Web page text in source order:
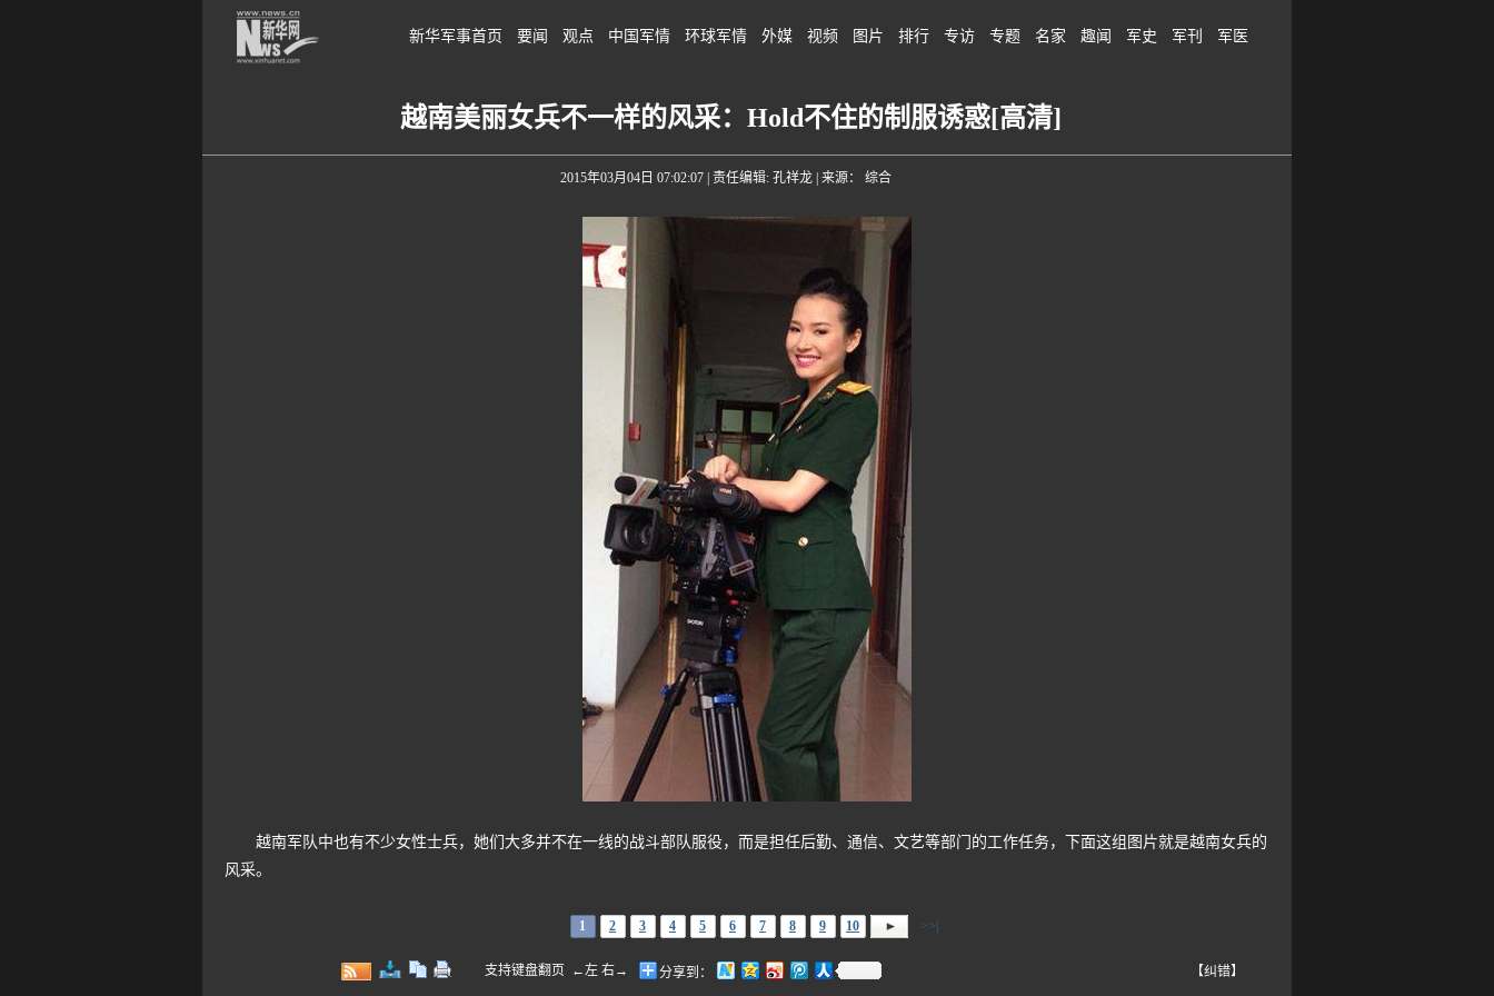
新华军事首页 要闻 观点 中国军情 环球军情 外媒 视频 图片 排行 专访 专题 名家 趣闻 军史 军刊 军医
越南美丽女兵不一样的风采：Hold不住的制服诱惑[高清]
2015年03月04日 07:02:07| 责任编辑: 孔祥龙 | 来源： 综合
越南军队中也有不少女性士兵，她们大多并不在一线的战斗部队服役，而是担任后勤、通信、文艺等部门的工作任务，下面这组图片就是越南女兵的
风采。
1 2 3 4 5 6 7 8 9 10 >>|
支持键盘翻页 ←左 右→ 分享到： 【纠错】